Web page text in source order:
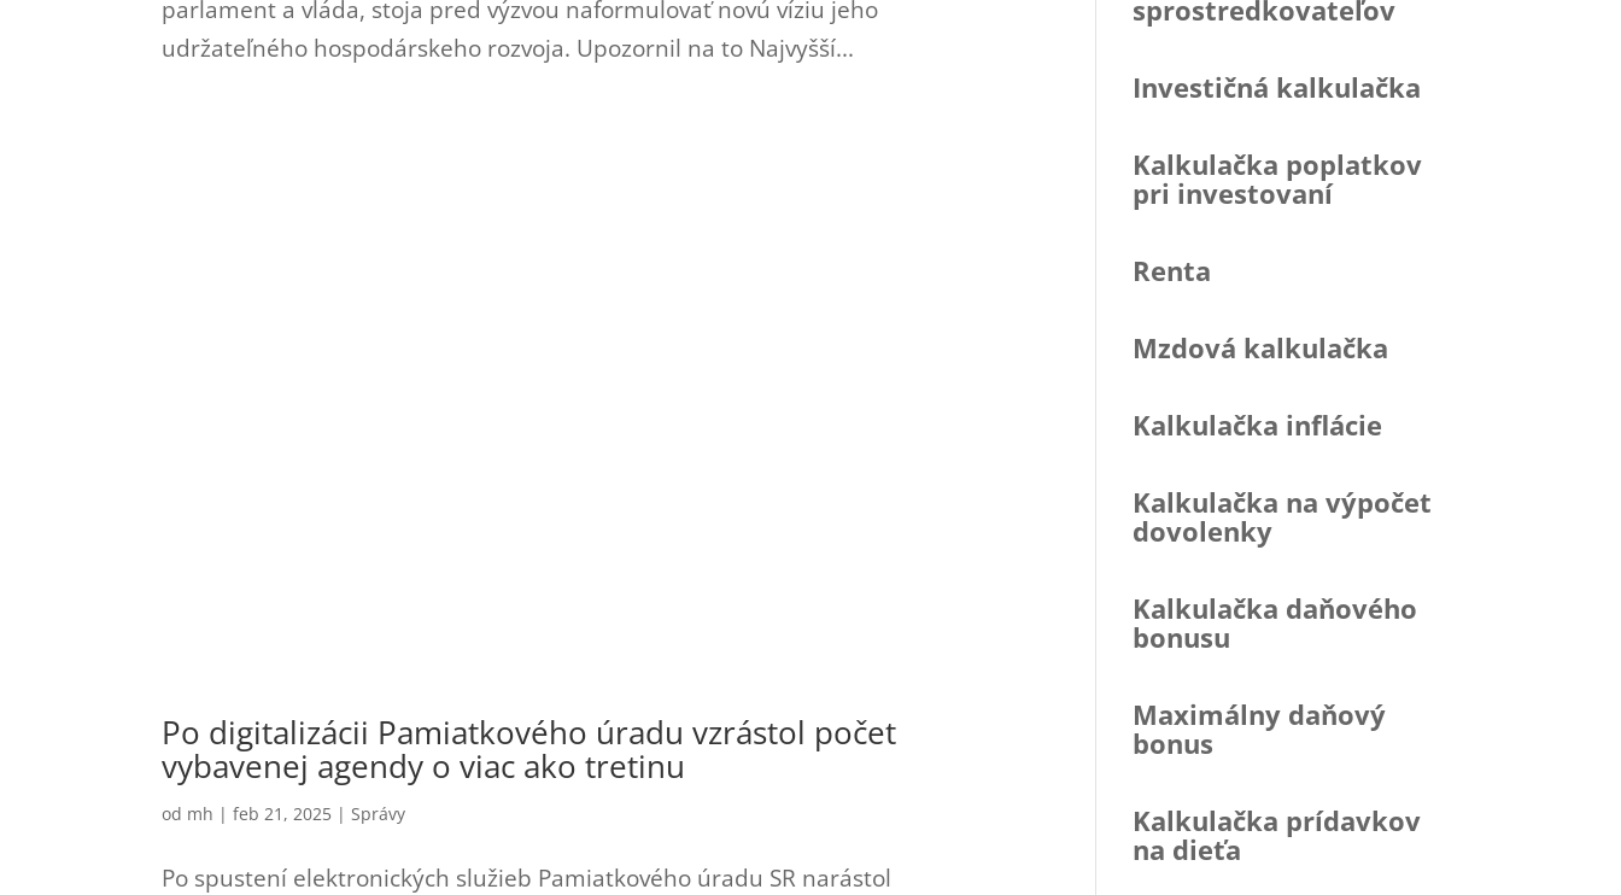
parlament a vláda, stoja pred výzvou naformulovať novú víziu jeho
udržateľného hospodárskeho rozvoja. Upozornil na to Najvyšší...
Po digitalizácii Pamiatkového úradu vzrástol počet
vybavenej agendy o viac ako tretinu
od mh |feb 21, 2025 | Správy
Po spustení elektronických služieb Pamiatkového úradu SR narástol
sprostredkovateľov
Investičná kalkulačka
Kalkulačka poplatkov
pri investovaní
Renta
Mzdová kalkulačka
Kalkulačka inflácie
Kalkulačka na výpočet
dovolenky
Kalkulačka daňového
bonusu
Maximálny daňový
bonus
Kalkulačka prídavkov
na dieťa